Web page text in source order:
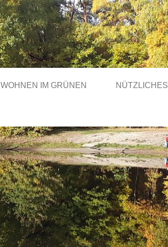
WOHNEN IM GRÜNEN NÜTZLICHES